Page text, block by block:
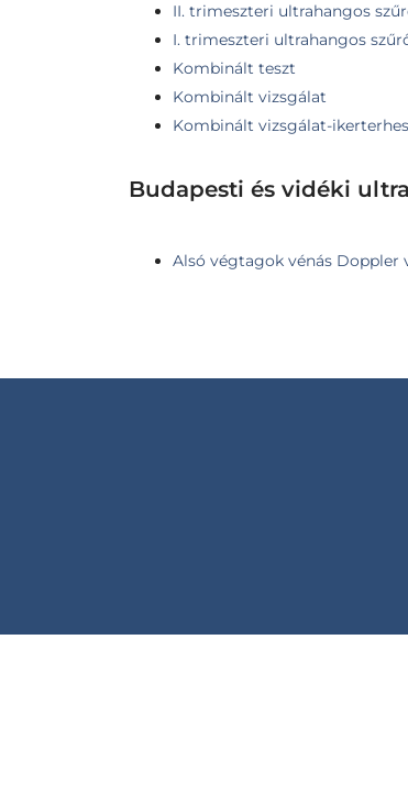
II. trimeszteri ultrahangos
I. trimeszteri ultrahangos
Kombinált teszt
Kombinált vizsgálat
Kombinált vizsgálat-
Budapesti és vidéki
Alsó végtagok vénás Doppler